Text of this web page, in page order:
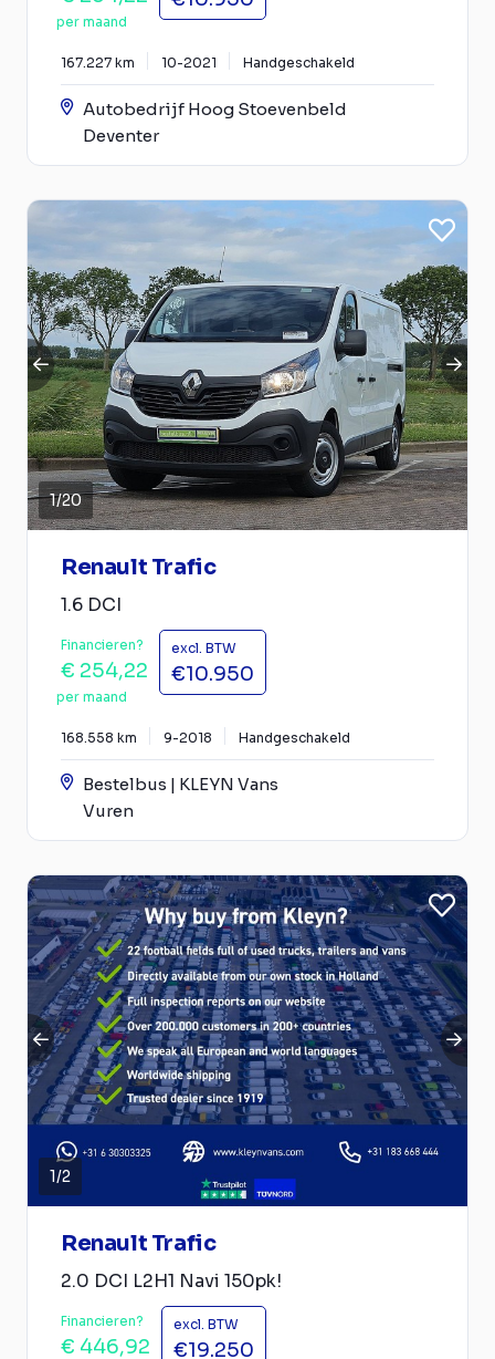
per maand
167.227 km 10-2021 Handgeschakeld
Autobedrijf Hoog Stoevenbeld
Deventer
1/20
Renault Trafic
1.6 DCI
Financieren?
€ 254,22
per maand
excl. BTW
€10.950
168.558 km 9-2018 Handgeschakeld
Bestelbus | KLEYN Vans
Vuren
1/2
Renault Trafic
2.0 DCI L2H1 Navi 150pk!
Financieren?
€ 446,92
excl. BTW
€19.250